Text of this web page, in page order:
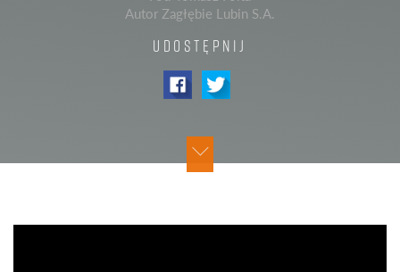
Autor Zagłębie Lubin S.A.
UDOSTĘPNIJ